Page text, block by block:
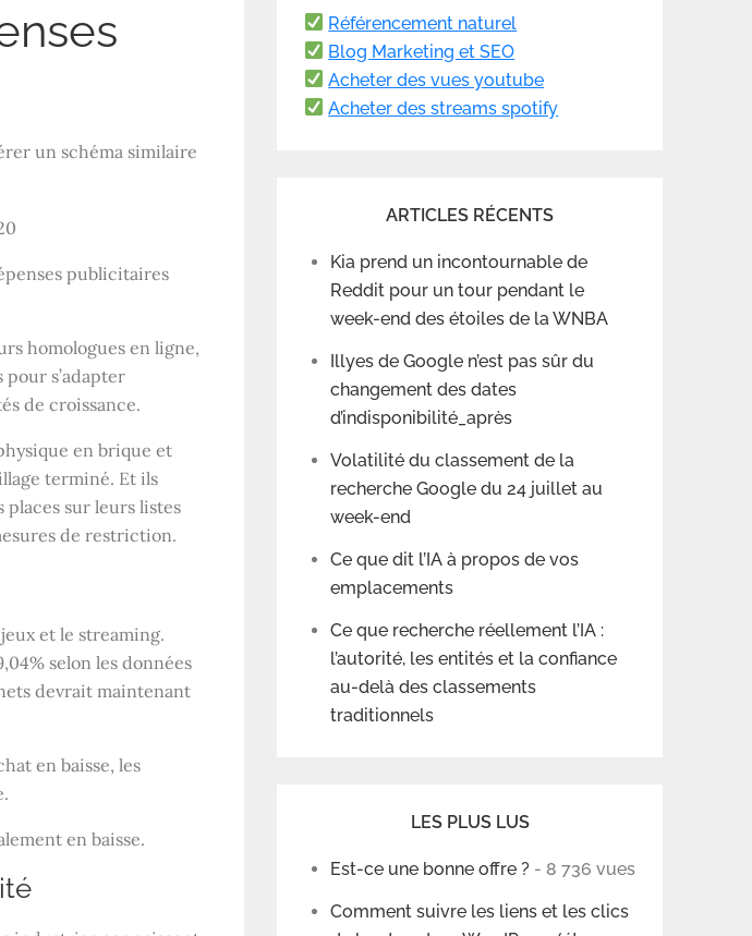
un schéma similaire
publicitaires
homologues en ligne,
s’adapter
de croissance.
en brique et
terminé. Et ils
sur leurs listes
de restriction.
et le streaming.
selon les données
devrait maintenant
en baisse, les
en baisse.
Référencement naturel
Blog Marketing et SEO
Acheter des vues youtube
Acheter des streams spotify
ARTICLES RÉCENTS
Kia prend un incontournable de
Reddit pour un tour pendant le
week-end des étoiles de la WNBA
Illyes de Google n’est pas sûr du
changement des dates
d’indisponibilité_après
Volatilité du classement de la
recherche Google du 24 juillet au
week-end
Ce que dit l’IA à propos de vos
emplacements
Ce que recherche réellement l’IA :
l’autorité, les entités et la confiance
au-delà des classements
traditionnels
LES PLUS LUS
Est-ce une bonne offre ? - 8 736 vues
Comment suivre les liens et les clics